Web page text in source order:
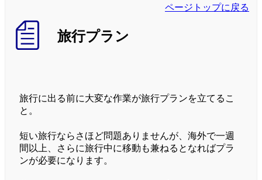
ページトップに戻る
旅行プラン
旅行に出る前に大変な作業が旅行プランを立てるこ
と。
短い旅行ならさほど問題ありませんが、海外で一週
間以上、さらに旅行中に移動も兼ねるとなればプラ
ンが必要になります。